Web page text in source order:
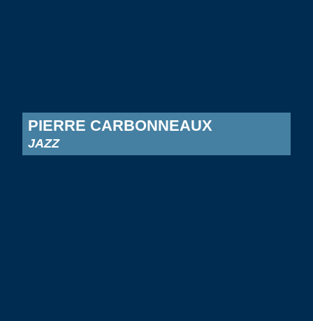
PIERRE CARBONNEAUX
JAZZ